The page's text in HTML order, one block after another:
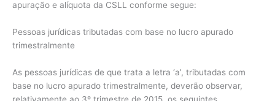
apuração e alíquota da CSLL conforme segue:
Pessoas jurídicas tributadas com base no lucro apurado
trimestralmente
As pessoas jurídicas de que trata a letra ‘a’, tributadas com
base no lucro apurado trimestralmente, deverão observar,